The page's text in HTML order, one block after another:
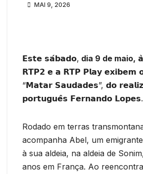
MAI 9, 2026
𝗘𝘀𝘁𝗲 𝘀𝗮́𝗯𝗮𝗱𝗼, dia 9 de maio,
𝗥𝗧𝗣𝟮 𝗲 𝗮 𝗥𝗧𝗣 𝗣𝗹𝗮𝘆 𝗲𝘅𝗶𝗯𝗲𝗺 𝗼
“𝗠𝗮𝘁𝗮𝗿 𝗦𝗮𝘂𝗱𝗮𝗱𝗲𝘀”, 𝗱𝗼
𝗽𝗼𝗿𝘁𝘂𝗴𝘂𝗲̂𝘀 𝗙𝗲𝗿𝗻𝗮𝗻𝗱𝗼 𝗟𝗼𝗽𝗲𝘀.
Rodado em terras
acompanha Abel, um
à sua aldeia, na aldeia de
anos em França. Ao